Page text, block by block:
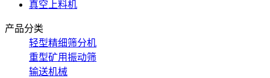
真空上料机
产品分类
轻型精细筛分机
重型矿用振动筛
输送机械